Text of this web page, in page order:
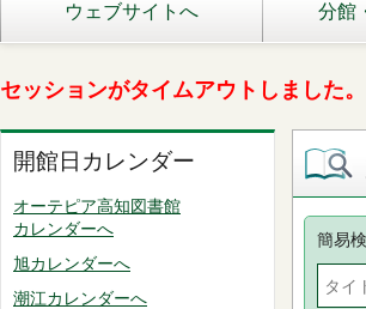
ウェブサイトへ
分館
セッションがタイムアウトしました。
開館日カレンダー
オーテピア高知図書館
カレンダーへ
旭カレンダーへ
潮江カレンダーへ
簡易